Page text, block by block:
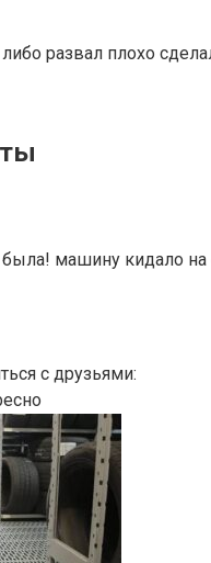
развал плохо
машину кидало на
с друзьями: